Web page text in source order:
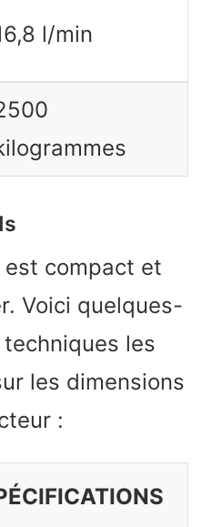
l/min
est compact et
Voici quelques-
les
les dimensions
: